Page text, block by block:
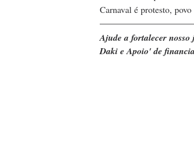
Carnaval é protesto,
Ajude a fortalecer
Daki e Apoio' de